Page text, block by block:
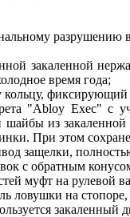
закаленной
время года;
кольцу,
"Abloy Exec" с
из закаленной
При этом
защелки,
с обратным
муфт на рулевой
ловушки на